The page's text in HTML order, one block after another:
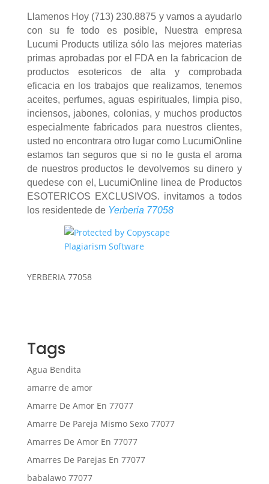
Llamenos Hoy (713) 230.8875 y vamos a ayudarlo
con su fe todo es posible, Nuestra empresa
Lucumi Products utiliza sólo las mejores materias
primas aprobadas por el FDA en la fabricacion de
productos esotericos de alta y comprobada
eficacia en los trabajos que realizamos, tenemos
aceites, perfumes, aguas espirituales, limpia piso,
inciensos, jabones, colonias, y muchos productos
especialmente fabricados para nuestros clientes,
usted no encontrara otro lugar como LucumiOnline
estamos tan seguros que si no le gusta el aroma
de nuestros productos le devolvemos su dinero y
quedese con el, LucumiOnline linea de Productos
ESOTERICOS EXCLUSIVOS. invitamos a todos
los residentede de Yerberia 77058
YERBERIA 77058
Tags
Agua Bendita
amarre de amor
Amarre De Amor En 77077
Amarre De Pareja Mismo Sexo 77077
Amarres De Amor En 77077
Amarres De Parejas En 77077
babalawo 77077